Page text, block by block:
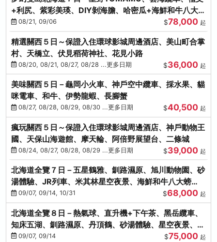
+利尻、紫彩美瑛、DIY剝海膽、哈密瓜+海鮮和牛八大螃
蟹吃到飽
08/21, 09/06 $78,000 起
精選關西５日～保證入住環球影城周邊酒店、美山町合掌
村、天橋立、伏見稻荷神社、花見小路
08/20, 08/21, 08/27, 08/28 ...更多日期 $36,000 起
美味關西５日－龜岡小火車、神戶空中纜車、採水果、貓
咪電車、和牛、伊勢龍蝦、長腳蟹
08/27, 08/28, 08/29, 08/30 ...更多日期 $40,500 起
瘋玩關西５日～保證入住環球影城周邊酒店、神戶動物王
國、天保山海遊館、摩天輪、阿倍野展望台、二條城
08/24, 08/27, 08/28, 08/29 ...更多日期 $39,000 起
北海道全覽７日－五星鶴雅、釧路濕原、旭川動物園、砂
湯體驗、JR列車、米其林星空夜景、海鮮和牛八大螃
蟹、卡哇依熊牧場
09/07, 09/14, 10/31 $68,000 起
北海道全覽８日－熱氣球、直升機+下午茶、黑岳纜車、
知床五湖、釧路濕原、丹頂鶴、砂湯體驗、星空夜景、洞
爺花火、螃蟹懷石料理
09/07, 09/14 $75,000 起